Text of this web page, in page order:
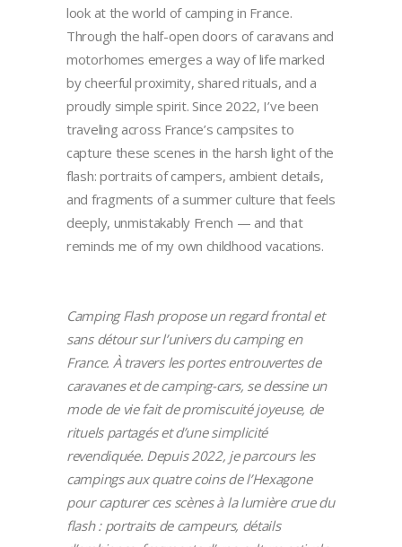
look at the world of camping in France.
Through the half-open doors of caravans and
motorhomes emerges a way of life marked
by cheerful proximity, shared rituals, and a
proudly simple spirit. Since 2022, I’ve been
traveling across France’s campsites to
capture these scenes in the harsh light of the
flash: portraits of campers, ambient details,
and fragments of a summer culture that feels
deeply, unmistakably French — and that
reminds me of my own childhood vacations.
Camping Flash propose un regard frontal et
sans détour sur l’univers du camping en
France. À travers les portes entrouvertes de
caravanes et de camping-cars, se dessine un
mode de vie fait de promiscuité joyeuse, de
rituels partagés et d’une simplicité
revendiquée. Depuis 2022, je parcours les
campings aux quatre coins de l’Hexagone
pour capturer ces scènes à la lumière crue du
flash : portraits de campeurs, détails